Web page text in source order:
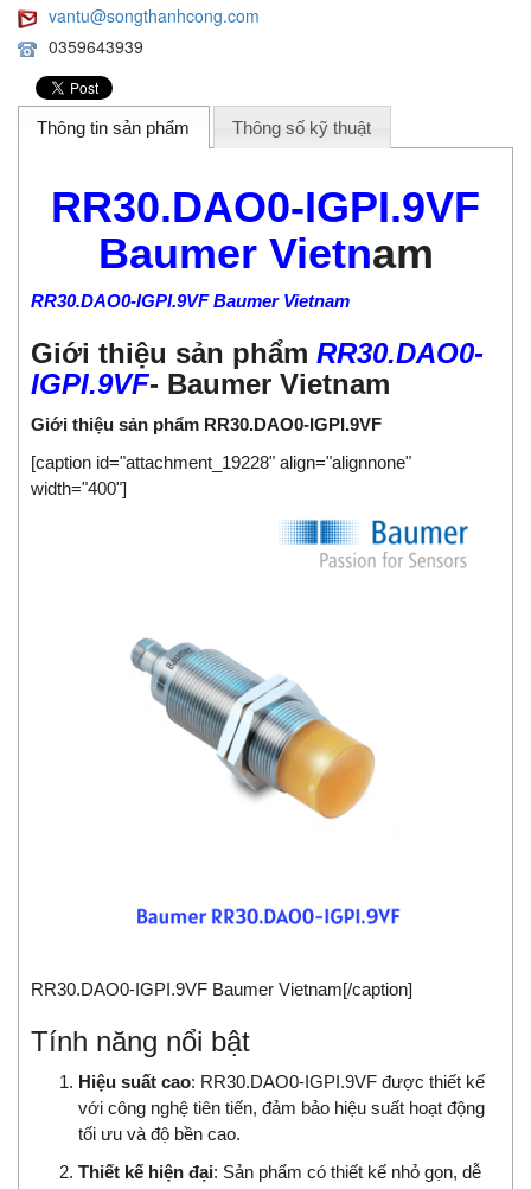
vantu@songthanhcong.com
0359643939
Thông tin sản phẩm Thông số kỹ thuật
RR30.DAO0-IGPI.9VF
Baumer Vietnam
RR30.DAO0-IGPI.9VF Baumer Vietnam
Giới thiệu sản phẩm RR30.DAO0-
IGPI.9VF- Baumer Vietnam
Giới thiệu sản phẩm RR30.DAO0-IGPI.9VF
[caption id="attachment_19228" align="alignnone"
width="400"]
RR30.DAO0-IGPI.9VF Baumer Vietnam[/caption]
Tính năng nổi bật
Hiệu suất cao: RR30.DAO0-IGPI.9VF được thiết kế
với công nghệ tiên tiến, đảm bảo hiệu suất hoạt động
tối ưu và độ bền cao.
Thiết kế hiện đại: Sản phẩm có thiết kế nhỏ gọn, dễ